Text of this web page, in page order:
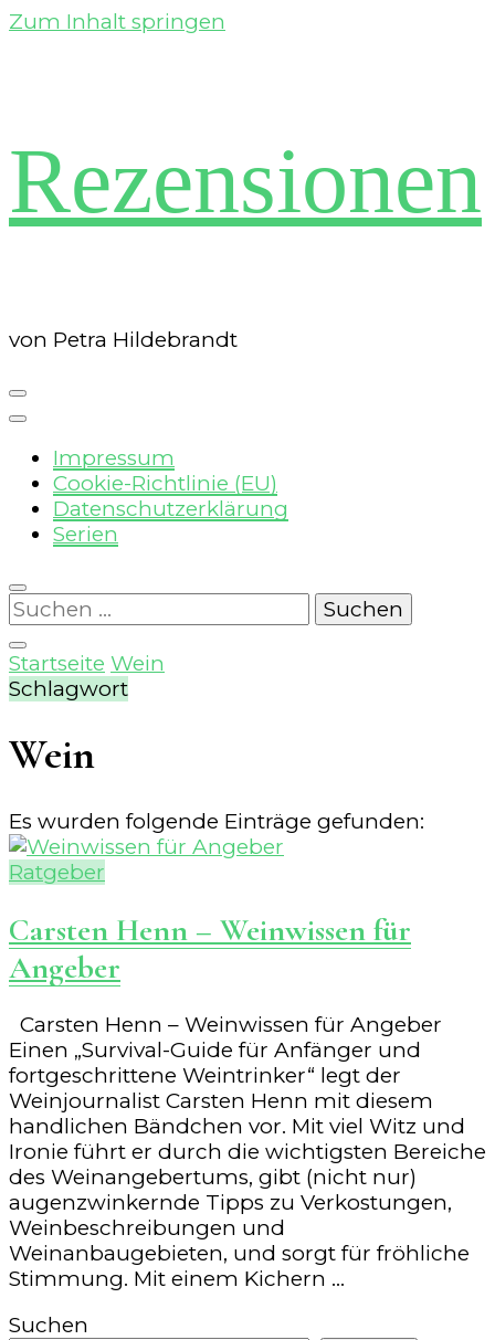
Zum Inhalt springen
Rezensionen
von Petra Hildebrandt
Impressum
Cookie-Richtlinie (EU)
Datenschutzerklärung
Serien
Suchen
nach:
Startseite Wein
Schlagwort
Wein
Es wurden folgende Einträge gefunden:
Ratgeber
Carsten Henn – Weinwissen für
Angeber
Carsten Henn – Weinwissen für Angeber
Einen „Survival-Guide für Anfänger und
fortgeschrittene Weintrinker“ legt der
Weinjournalist Carsten Henn mit diesem
handlichen Bändchen vor. Mit viel Witz und
Ironie führt er durch die wichtigsten Bereiche
des Weinangebertums, gibt (nicht nur)
augenzwinkernde Tipps zu Verkostungen,
Weinbeschreibungen und
Weinanbaugebieten, und sorgt für fröhliche
Stimmung. Mit einem Kichern …
Suchen